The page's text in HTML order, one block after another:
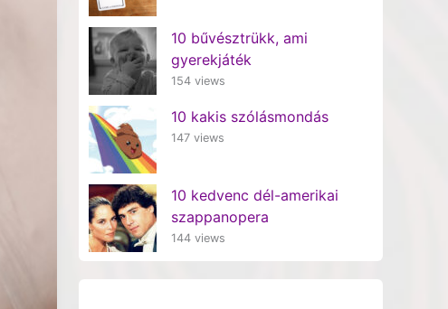
10 bűvésztrükk, ami
gyerekjáték
154 views
10 kakis szólásmondás
147 views
10 kedvenc dél-amerikai
szappanopera
144 views